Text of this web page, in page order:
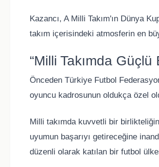
Kazancı, A Milli Takım'ın Dünya
takım içerisindeki atmosferin en
“Milli Takımda
Önceden Türkiye Futbol
oyuncu kadrosunun oldukça özel
Milli takımda kuvvetli bir
uyumun başarıyı getireceğine
düzenli olarak katılan bir futbol